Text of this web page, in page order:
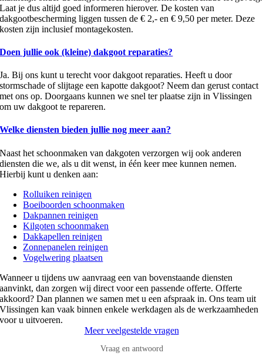
Laat je dus altijd goed informeren hierover. De kosten van
dakgootbescherming liggen tussen de € 2,- en € 9,50 per meter. Deze
kosten zijn inclusief montagekosten.
Doen jullie ook (kleine) dakgoot reparaties?
Ja. Bij ons kunt u terecht voor dakgoot reparaties. Heeft u door
stormschade of slijtage een kapotte dakgoot? Neem dan gerust contact
met ons op. Doorgaans kunnen we snel ter plaatse zijn in Vlissingen
om uw dakgoot te repareren.
Welke diensten bieden jullie nog meer aan?
Naast het schoonmaken van dakgoten verzorgen wij ook anderen
diensten die we, als u dit wenst, in één keer mee kunnen nemen.
Hierbij kunt u denken aan:
Rolluiken reinigen
Boeiboorden schoonmaken
Dakpannen reinigen
Kilgoten schoonmaken
Dakkapellen reinigen
Zonnepanelen reinigen
Vogelwering plaatsen
Wanneer u tijdens uw aanvraag een van bovenstaande diensten
aanvinkt, dan zorgen wij direct voor een passende offerte. Offerte
akkoord? Dan plannen we samen met u een afspraak in. Ons team uit
Vlissingen kan vaak binnen enkele werkdagen als de werkzaamheden
voor u uitvoeren.
Meer veelgestelde vragen
Vraag en antwoord